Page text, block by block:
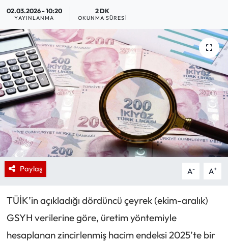
02.03.2026 - 10:20
YAYINLANMA
2 DK
OKUNMA SÜRESI
Paylaş A- A+
TÜİK’in açıkladığı dördüncü çeyrek (ekim-aralık)
GSYH verilerine göre, üretim yöntemiyle
hesaplanan zincirlenmiş hacim endeksi 2025’te bir
Asya-Pasifik
Yazarlar